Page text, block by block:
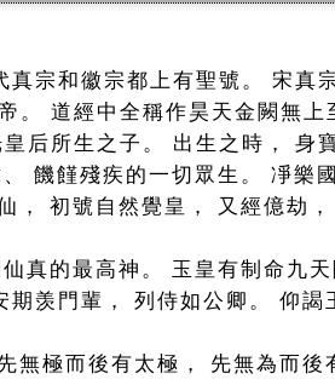
宗和徽宗都上有聖號。 宋真
。 道經中全稱作昊天金闕無
后所生之子。 出生之時， 身
饑饉殘疾的一切眾生。 凈樂
初號自然覺皇， 又經億劫，
真的最高神。 玉皇有制命九
羡門輩， 列侍如公卿。 仰謁
極而後有太極， 先無為而